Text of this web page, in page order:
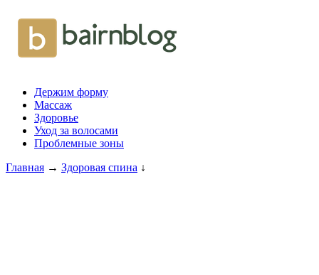
Держим форму
Массаж
Здоровье
Уход за волосами
Проблемные зоны
Главная → Здоровая спина ↓